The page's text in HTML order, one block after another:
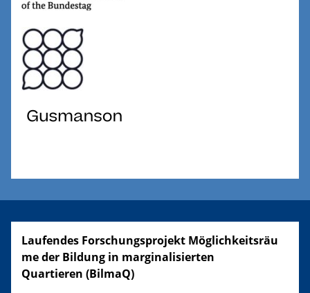
Laufendes Forschungsprojekt Möglichkeitsräu
me der Bildung in marginalisierten
Quartieren (BilmaQ)